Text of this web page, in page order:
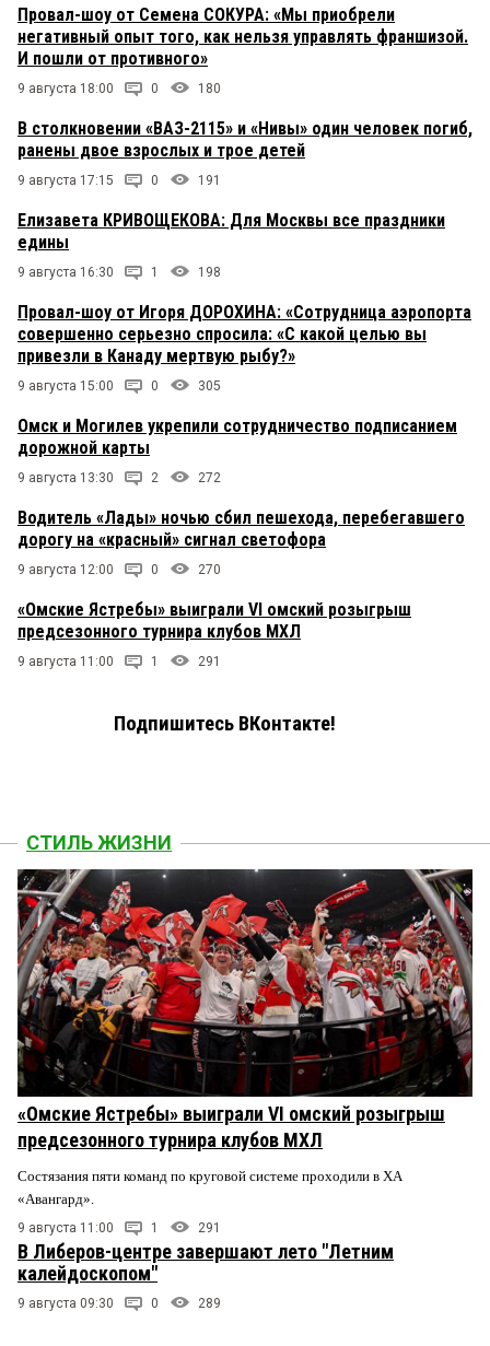
Провал-шоу от Семена СОКУРА: «Мы приобрели
негативный опыт того, как нельзя управлять франшизой.
И пошли от противного»
9 августа 18:00 0 180
В столкновении «ВАЗ-2115» и «Нивы» один человек погиб,
ранены двое взрослых и трое детей
9 августа 17:15 0 191
Елизавета КРИВОЩЕКОВА: Для Москвы все праздники
едины
9 августа 16:30 1 198
Провал-шоу от Игоря ДОРОХИНА: «Сотрудница аэропорта
совершенно серьезно спросила: «С какой целью вы
привезли в Канаду мертвую рыбу?»
9 августа 15:00 0 305
Омск и Могилев укрепили сотрудничество подписанием
дорожной карты
9 августа 13:30 2 272
Водитель «Лады» ночью сбил пешехода, перебегавшего
дорогу на «красный» сигнал светофора
9 августа 12:00 0 270
«Омские Ястребы» выиграли VI омский розыгрыш
предсезонного турнира клубов МХЛ
9 августа 11:00 1 291
Подпишитесь ВКонтакте!
СТИЛЬ ЖИЗНИ
«Омские Ястребы» выиграли VI омский розыгрыш
предсезонного турнира клубов МХЛ
Состязания пяти команд по круговой системе проходили в ХА
«Авангард».
9 августа 11:00 1 291
В Либеров-центре завершают лето "Летним
калейдоскопом"
9 августа 09:30 0 289